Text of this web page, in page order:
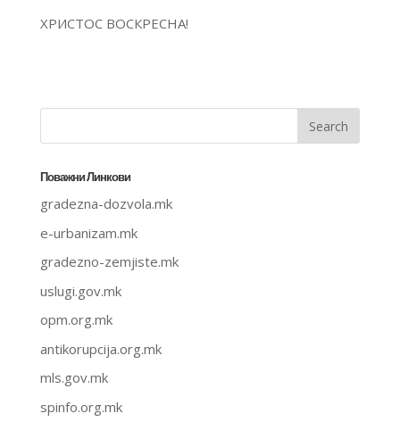
ХРИСТОС ВОСКРЕСНА!
Поважни Линкови
gradezna-dozvola.mk
e-urbanizam.mk
gradezno-zemjiste.mk
uslugi.gov.mk
opm.org.mk
antikorupcija.org.mk
mls.gov.mk
spinfo.org.mk